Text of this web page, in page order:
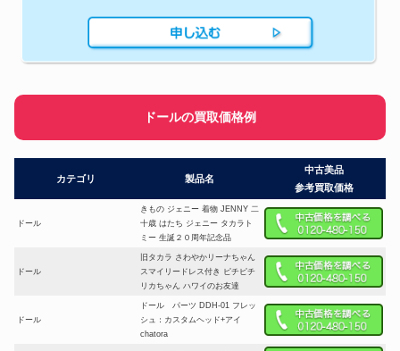
ドールの買取価格例
カテゴリ 製品名
中古美品
参考買取価格
ドール
きもの ジェニー 着物 JENNY 二
十歳 はたち ジェニー タカラト
ミー 生誕２０周年記念品
ドール
旧タカラ さわやかリーナちゃん
スマイリードレス付き ピチピチ
リカちゃん ハワイのお友達
ドール
ドール パーツ DDH-01 フレッ
シュ：カスタムヘッド+アイ
chatora